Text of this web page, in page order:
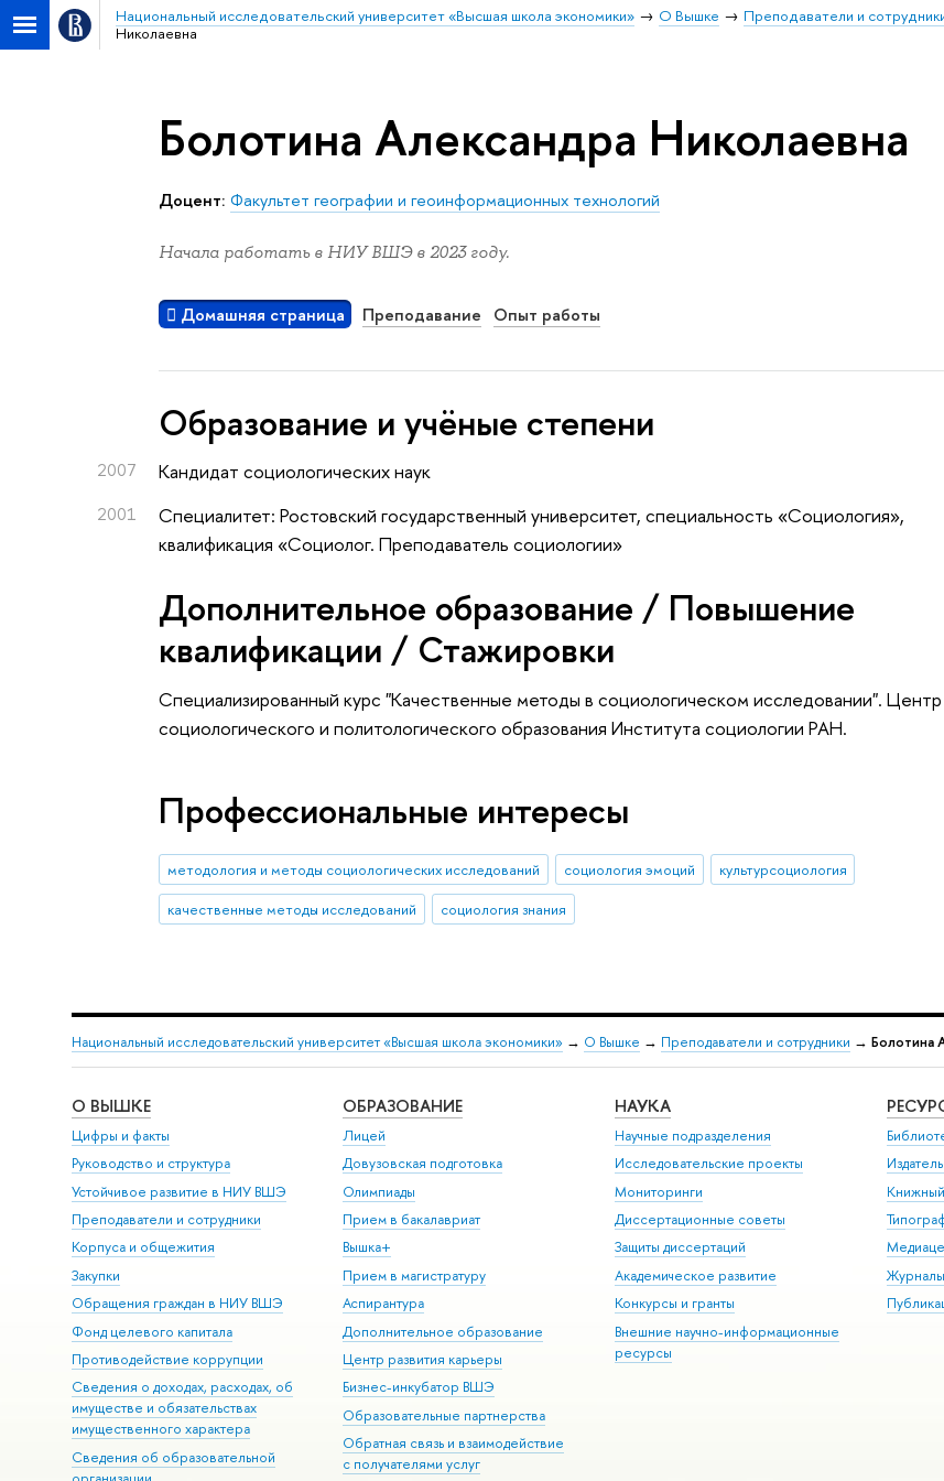
Национальный исследовательский университет «Высшая школа экономики» О Вышке Преподаватели и
Николаевна
Болотина Александра Николаевна
Доцент: Факультет географии и геоинформационных технологий
Начала работать в НИУ ВШЭ в 2023 году.
Домашняя страница Преподавание Опыт работы
Oбразование и учёные степени
2007 Кандидат социологических наук
2001
Специалитет: Ростовский государственный университет, специальность «Социология»,
квалификация «Социолог. Преподаватель социологии»
Дополнительное образование / Повышение
квалификации / Стажировки
Специализированный курс "Качественные методы в социологическом исследовании". Центр
социологического и политологического образования Института социологии РАН.
Профессиональные интересы
методология и методы социологических исследований социология эмоций
культурсоциология
качественные методы исследований
социология знания
Национальный исследовательский университет «Высшая школа экономики» → О Вышке → Преподаватели и сотрудники → Болотина
О ВЫШКЕ
Цифры и факты
Руководство и структура
Устойчивое развитие в НИУ ВШЭ
Преподаватели и сотрудники
Корпуса и общежития
Закупки
Обращения граждан в НИУ ВШЭ
Фонд целевого капитала
Противодействие коррупции
Сведения о доходах, расходах, об
имуществе и обязательствах
имущественного характера
Сведения об образовательной
ОБРАЗОВАНИЕ
Лицей
Довузовская подготовка
Олимпиады
Прием в бакалавриат
Вышка+
Прием в магистратуру
Аспирантура
Дополнительное образование
Центр развития карьеры
Бизнес-инкубатор ВШЭ
Образовательные партнерства
Обратная связь и взаимодействие
с получателями услуг
НАУКА
Научные подразделения
Исследовательские проекты
Мониторинги
Диссертационные советы
Защиты диссертаций
Академическое развитие
Конкурсы и гранты
Внешние научно-информационные
ресурсы
Книжный